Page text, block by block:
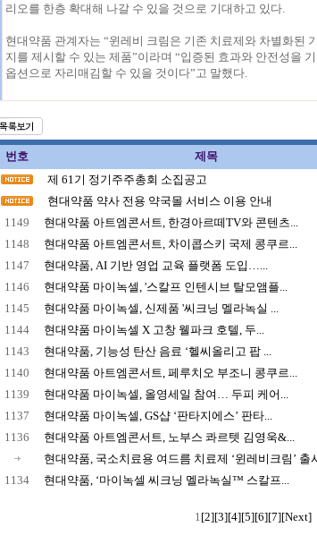
리오를 한층 확대해 나갈 수 있을 것으로 기대하고 있다.
현대약품 관계자는 “윈레비 크림은 기존 치료제와 차별화된
지를 제시할 수 있는 제품”이라며 “입증된 효과와 안전성을
옵션으로 자리매김할 수 있을 것이다”고 말했다.
번호 제목
제 61기 정기주주총회 소집공고
현대약품 약사 전용 약국몰 서비스 이용 안내
1149
현대약품 아트엠콘서트, 한경아르떼TV와 콘텐츠...
1148
현대약품 아트엠콘서트, 차이콥스키 국제 콩쿠르...
1147
현대약품, AI 기반 영업 교육 플랫폼 도입…...
1146
현대약품 마이녹셀, '스칼프 인텐시브 탈모앰플...
1145
현대약품 마이녹셀, 신제품 '씨크닝 멜라녹실 ...
1144
현대약품 마이녹셀 X 고창 웰파크 호텔, 두...
1143
현대약품, 기능성 탄산 음료 ‘헬씨올리고 팝 ...
1140
현대약품 아트엠콘서트, 페루치오 부조니 콩쿠르...
1139
현대약품 마이녹셀, 올영세일 참여… 두피 케어...
1137
현대약품 마이녹셀, GS샵 ‘판타지에스’ 판타...
1136
현대약품 아트엠콘서트, 노부스 콰르텟 김영욱&...
현대약품, 국소치료용 여드름 치료제 ‘윈레비크림’ 출
1134
현대약품, ‘마이녹셀 씨크닝 멜라녹실™ 스칼프...
1[2][3][4][5][6][7][Next]